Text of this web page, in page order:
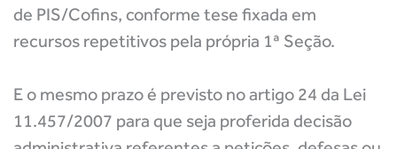
de PIS/Cofins, conforme tese fixada em
recursos repetitivos pela própria 1ª Seção.
E o mesmo prazo é previsto no artigo 24 da Lei
11.457/2007 para que seja proferida decisão